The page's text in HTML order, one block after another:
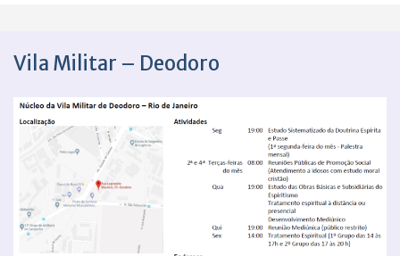
Vila Militar – Deodoro